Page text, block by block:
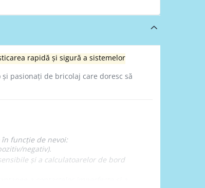
rapidă și sigură a sistemelor
pasionați de bricolaj care doresc să
funcție de nevoi:
negativ).
și a calculatoarelor de bord